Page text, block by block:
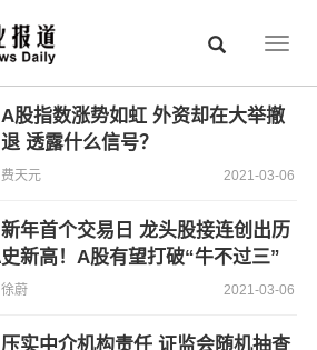
A股指数涨势如虹 外资却在大举撤
退 透露什么信号？
费天元 2021-03-06
新年首个交易日 龙头股接连创出历
史新高！A股有望打破“牛不过三”
徐蔚 2021-03-06
压实中介机构责任 证监会随机抽查